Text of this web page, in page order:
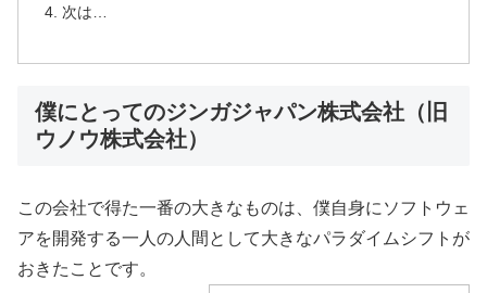
次は…
僕にとってのジンガジャパン株式会社（旧
ウノウ株式会社）
この会社で得た一番の大きなものは、僕自身にソフトウェ
アを開発する一人の人間として大きなパラダイムシフトが
おきたことです。